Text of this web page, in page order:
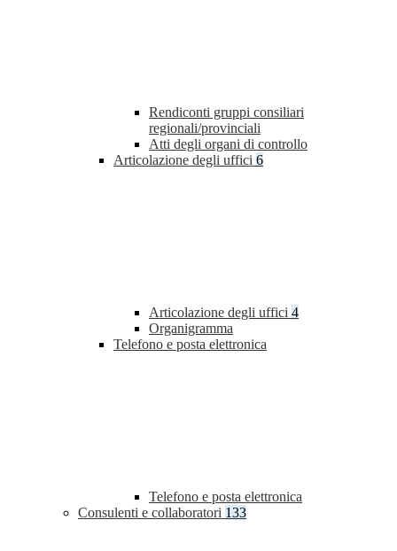
Rendiconti gruppi consiliari
regionali/provinciali
Atti degli organi di controllo
Articolazione degli uffici 6
Articolazione degli uffici 4
Organigramma
Telefono e posta elettronica
Telefono e posta elettronica
Consulenti e collaboratori 133